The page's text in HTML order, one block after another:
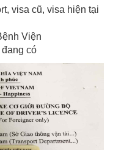
visa cũ, visa hiện tại
Viện
đang có